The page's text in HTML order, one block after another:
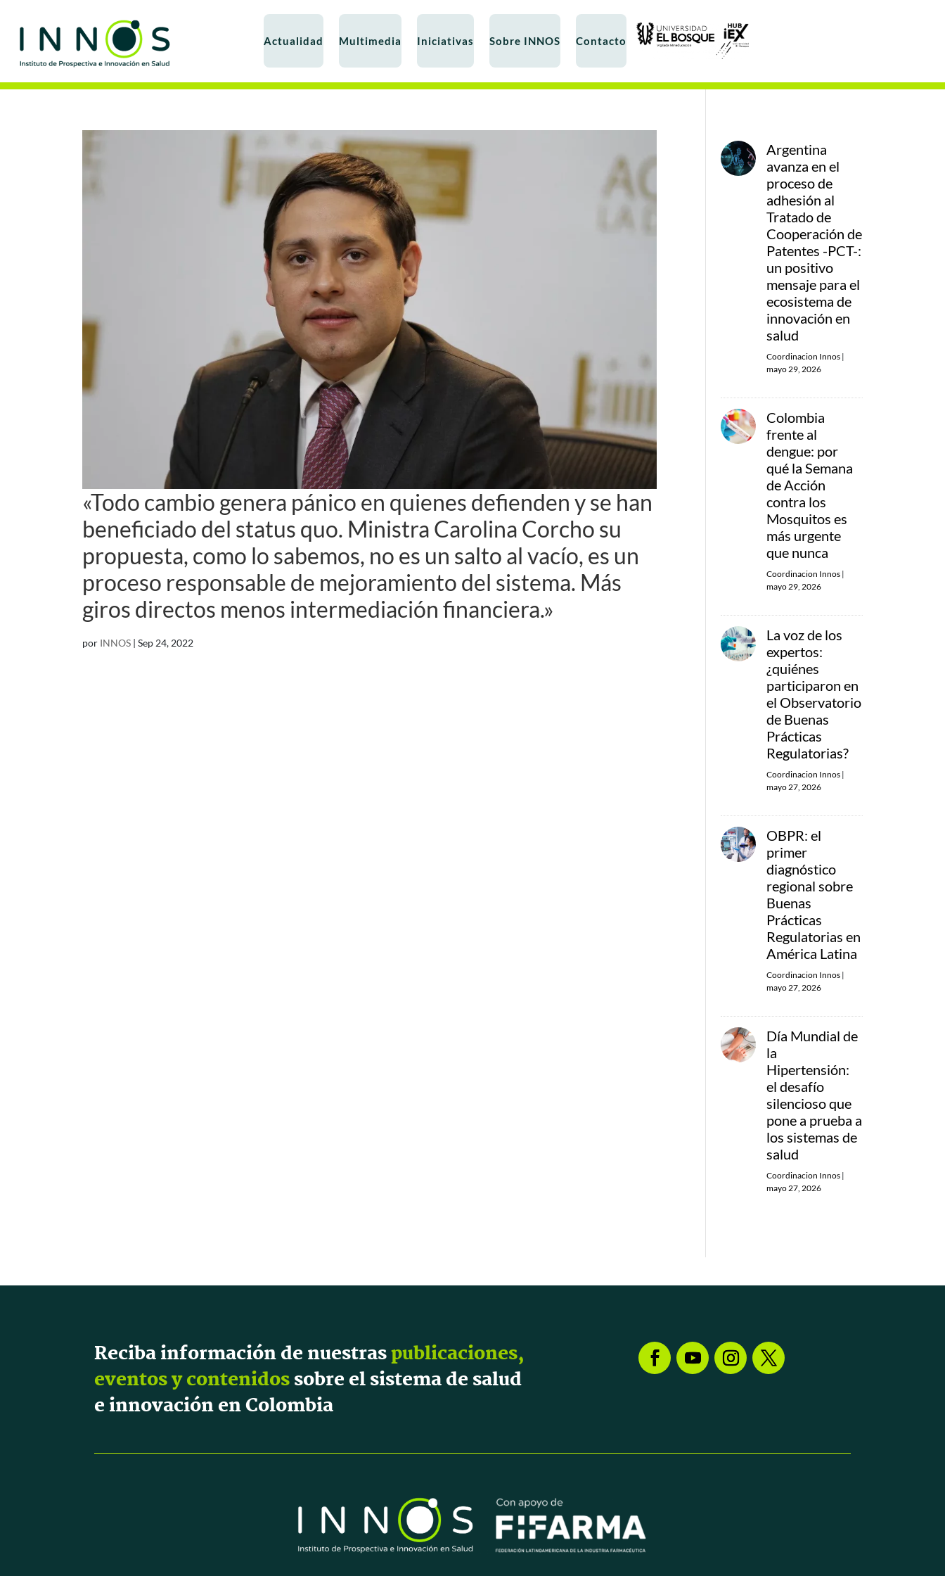
Actualidad Multimedia Iniciativas Sobre INNOS Contacto
«Todo cambio genera pánico en quienes defienden y se han
beneficiado del status quo. Ministra Carolina Corcho su
propuesta, como lo sabemos, no es un salto al vacío, es un
proceso responsable de mejoramiento del sistema. Más
giros directos menos intermediación financiera.»
por INNOS | Sep 24, 2022
Argentina
avanza en el
proceso de
adhesión al
Tratado de
Cooperación de
Patentes -PCT-:
un positivo
mensaje para el
ecosistema de
innovación en
salud
Coordinacion Innos |
mayo 29, 2026
Colombia
frente al
dengue: por
qué la Semana
de Acción
contra los
Mosquitos es
más urgente
que nunca
Coordinacion Innos |
mayo 29, 2026
La voz de los
expertos:
¿quiénes
participaron en
el Observatorio
de Buenas
Prácticas
Regulatorias?
Coordinacion Innos |
mayo 27, 2026
OBPR: el
primer
diagnóstico
regional sobre
Buenas
Prácticas
Regulatorias en
América Latina
Coordinacion Innos |
mayo 27, 2026
Día Mundial de
la
Hipertensión:
el desafío
silencioso que
pone a prueba a
los sistemas de
salud
Coordinacion Innos |
mayo 27, 2026
Reciba información de nuestraspublicaciones,
eventos y contenidossobre el sistema de salud
e innovación en Colombia